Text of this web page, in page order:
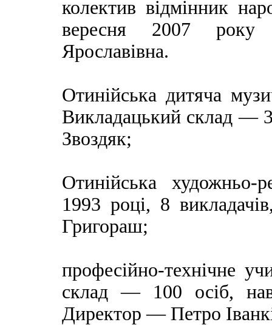
колектив відмінник
вересня 2007 року
Ярославівна.
Отинійська дитяча
Викладацький склад —
Звоздяк;
Отинійська художньо-
1993 році, 8
Григораш;
професійно-технічне
склад — 100 осіб,
Директор — Петро